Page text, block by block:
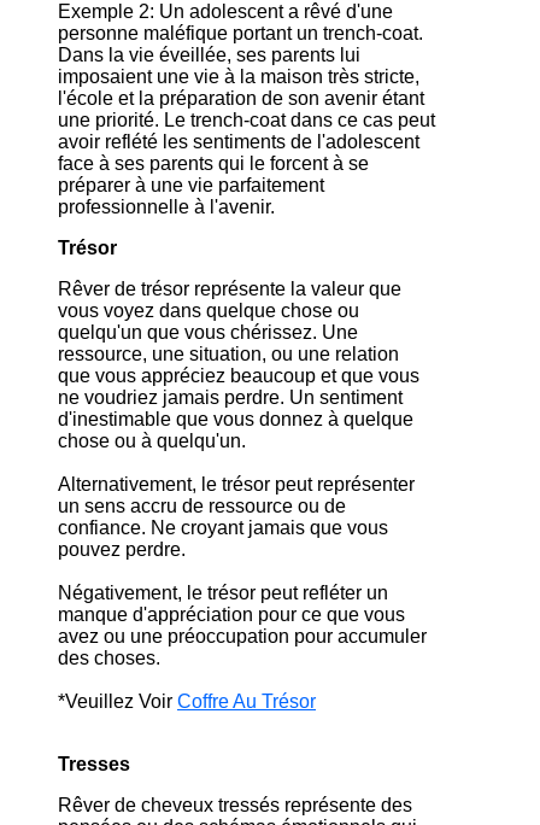
Exemple 2: Un adolescent a rêvé d'une
personne maléfique portant un trench-coat.
Dans la vie éveillée, ses parents lui
imposaient une vie à la maison très stricte,
l'école et la préparation de son avenir étant
une priorité. Le trench-coat dans ce cas peut
avoir reflété les sentiments de l'adolescent
face à ses parents qui le forcent à se
préparer à une vie parfaitement
professionnelle à l'avenir.
Trésor
Rêver de trésor représente la valeur que
vous voyez dans quelque chose ou
quelqu'un que vous chérissez. Une
ressource, une situation, ou une relation
que vous appréciez beaucoup et que vous
ne voudriez jamais perdre. Un sentiment
d'inestimable que vous donnez à quelque
chose ou à quelqu'un.
Alternativement, le trésor peut représenter
un sens accru de ressource ou de
confiance. Ne croyant jamais que vous
pouvez perdre.
Négativement, le trésor peut refléter un
manque d'appréciation pour ce que vous
avez ou une préoccupation pour accumuler
des choses.
*Veuillez Voir Coffre Au Trésor
Tresses
Rêver de cheveux tressés représente des